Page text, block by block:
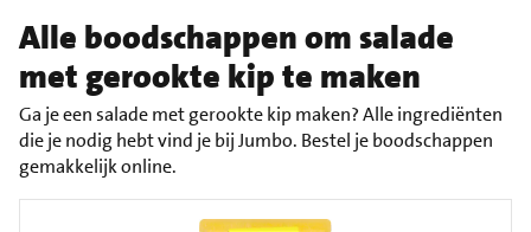
Alle boodschappen om salade
met gerookte kip te maken
Ga je een salade met gerookte kip maken? Alle ingrediënten
die je nodig hebt vind je bij Jumbo. Bestel je boodschappen
gemakkelijk online.